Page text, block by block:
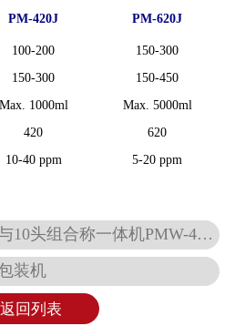
PM-420J PM-620J
100-200
150-300
150-300
150-450
Max. 1000ml
Max. 5000ml
420
620
10-40 ppm 5-20 ppm
上一条：立式包装机与10头组合称一体机PMW-420E
装机
返回列表